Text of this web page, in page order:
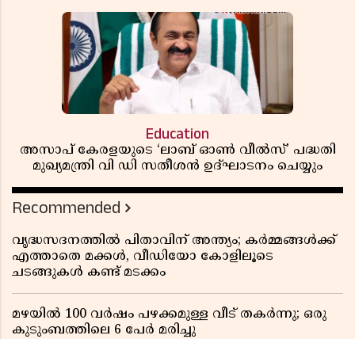
Education
അസാപ് കേരളയുടെ ‘ലാബ് ഓൺ വീൽസ്’ പദ്ധതി
മുഖ്യമന്ത്രി വി ഡി സതീശൻ ഉദ്ഘാടനം ചെയ്യും
Recommended
വൃദ്ധസദനത്തിൽ പിതാവിന് അന്ത്യം; കർമ്മങ്ങൾക്ക്
എത്താതെ മക്കൾ, വീഡിയോ കോളിലൂടെ
ചടങ്ങുകൾ കണ്ട് മടക്കം
മഴയിൽ 100 വർഷം പഴക്കമുള്ള വീട് തകർന്നു; ഒരു
കുടുംബത്തിലെ 6 പേർ മരിച്ചു